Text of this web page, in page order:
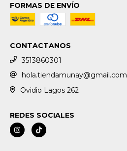
FORMAS DE ENVÍO
CONTACTANOS
3513860301
hola.tiendamunay@gmail.com
Ovidio Lagos 262
REDES SOCIALES